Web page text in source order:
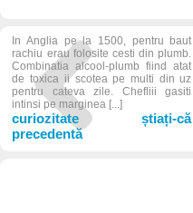
In Anglia pe la 1500, pentru baut
rachiu erau folosite cesti din plumb.
Combinatia alcool-plumb fiind atat
de toxica ii scotea pe multi din uz
pentru cateva zile. Chefliii gasiti
intinsi pe marginea [...]
curiozitate știați-că
precedentă